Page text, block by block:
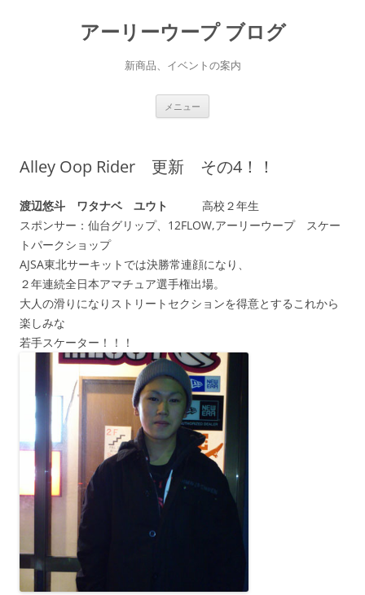
アーリーウープ ブログ
新商品、イベントの案内
メニュー
へ
ス
キ
プ
Alley Oop Rider 更新 その4！！
渡辺悠斗 ワタナベ ユウト
高校２年生
スポンサー：仙台グリップ、12FLOW,アーリーウープ スケー
トパークショップ
AJSA東北サーキットでは決勝常連顔になり、
２年連続全日本アマチュア選手権出場。
大人の滑りになりストリートセクションを得意とするこれから
楽しみな
若手スケーター！！！